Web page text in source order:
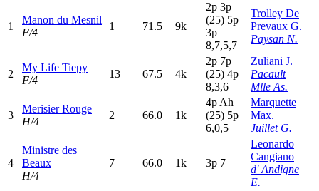
1
Manon du Mesnil
F/4
1 71.5 9k
2p 3p
(25) 5p
3p
8,7,5,7
Trolley De
Prevaux G.
Paysan N.
2
My Life Tiepy
F/4
13 67.5 4k
2p 7p
(25) 4p
8,3,6
Zuliani J.
Pacault
Mlle As.
3
Merisier Rouge
H/4
2 66.0 1k
4p Ah
(25) 5p
6,0,5
Marquette
Max.
Juillet G.
4
Ministre des
Beaux
H/4
7 66.0 1k 3p 7
Leonardo
Cangiano
d' Andigne
E.